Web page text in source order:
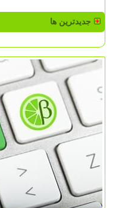
جدیدترین ها